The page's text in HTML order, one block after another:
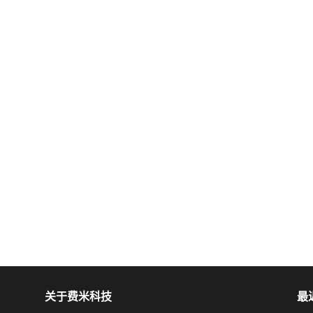
关于费米科技 最